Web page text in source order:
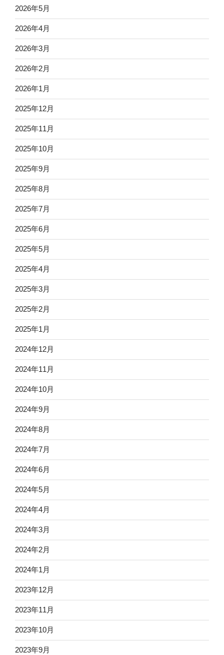
2026年5月
2026年4月
2026年3月
2026年2月
2026年1月
2025年12月
2025年11月
2025年10月
2025年9月
2025年8月
2025年7月
2025年6月
2025年5月
2025年4月
2025年3月
2025年2月
2025年1月
2024年12月
2024年11月
2024年10月
2024年9月
2024年8月
2024年7月
2024年6月
2024年5月
2024年4月
2024年3月
2024年2月
2024年1月
2023年12月
2023年11月
2023年10月
2023年9月